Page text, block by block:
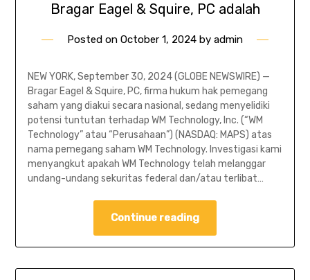
Bragar Eagel & Squire, PC adalah
Posted on October 1, 2024 by admin
NEW YORK, September 30, 2024 (GLOBE NEWSWIRE) —
Bragar Eagel & Squire, PC, firma hukum hak pemegang
saham yang diakui secara nasional, sedang menyelidiki
potensi tuntutan terhadap WM Technology, Inc. (“WM
Technology” atau “Perusahaan”) (NASDAQ: MAPS) atas
nama pemegang saham WM Technology. Investigasi kami
menyangkut apakah WM Technology telah melanggar
undang-undang sekuritas federal dan/atau terlibat…
Continue reading